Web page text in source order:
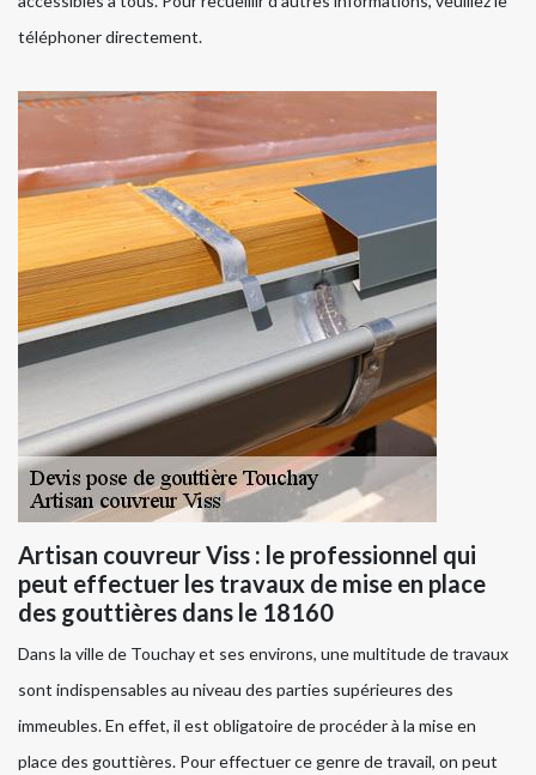
téléphoner directement.
Artisan couvreur Viss : le professionnel qui
peut effectuer les travaux de mise en place
des gouttières dans le 18160
Dans la ville de Touchay et ses environs, une multitude de travaux
sont indispensables au niveau des parties supérieures des
immeubles. En effet, il est obligatoire de procéder à la mise en
place des gouttières. Pour effectuer ce genre de travail, on peut